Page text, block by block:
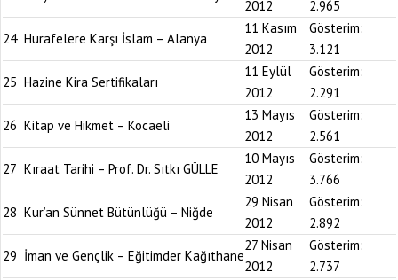
2012
2.965
24 Hurafelere Karşı İslam – Alanya
11 Kasım
2012
Gösterim:
3.121
25 Hazine Kira Sertifikaları
11 Eylül
2012
Gösterim:
2.291
26 Kitap ve Hikmet – Kocaeli
13 Mayıs
2012
Gösterim:
2.561
27 Kıraat Tarihi – Prof. Dr. Sıtkı GÜLLE
10 Mayıs
2012
Gösterim:
3.766
28 Kur’an Sünnet Bütünlüğü – Niğde
29 Nisan
2012
Gösterim:
2.892
29 İman ve Gençlik – Eğitimder Kağıthane
27 Nisan
2012
Gösterim:
2.737